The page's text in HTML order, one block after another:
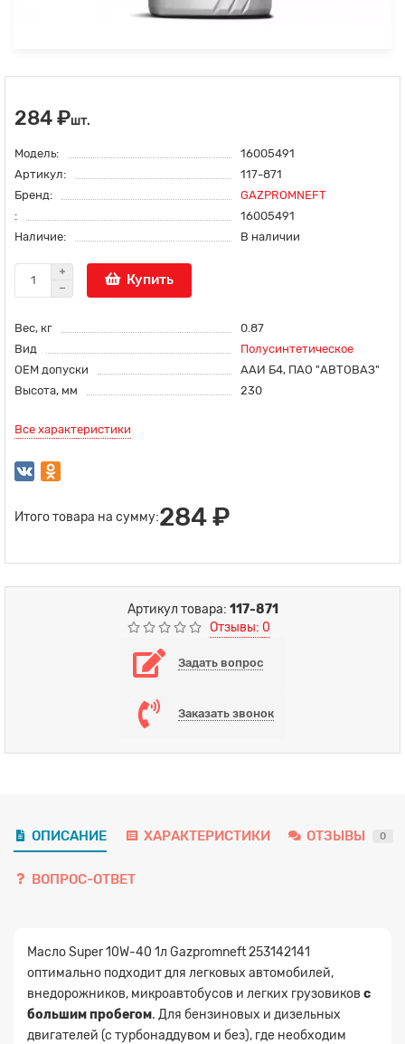
284 ₽шт.
Модель:
16005491
Артикул:
117-871
Бренд:
GAZPROMNEFT
:
16005491
Наличие:
В наличии
Купить
Вес, кг
0.87
Вид
Полусинтетическое
OEM допуски
ААИ Б4, ПАО "АВТОВАЗ"
Высота, мм
230
Все характеристики
Итого товара на сумму:284 ₽
Артикул товара: 117-871
Отзывы: 0
Задать вопрос
Заказать звонок
ОПИСАНИЕ ХАРАКТЕРИСТИКИ ОТЗЫВЫ 0
ВОПРОС-ОТВЕТ
Масло Super 10W-40 1л Gazpromneft 253142141
оптимально подходит для легковых автомобилей,
внедорожников, микроавтобусов и легких грузовиков с
большим пробегом. Для бензиновых и дизельных
двигателей (с турбонаддувом и без), где необходим